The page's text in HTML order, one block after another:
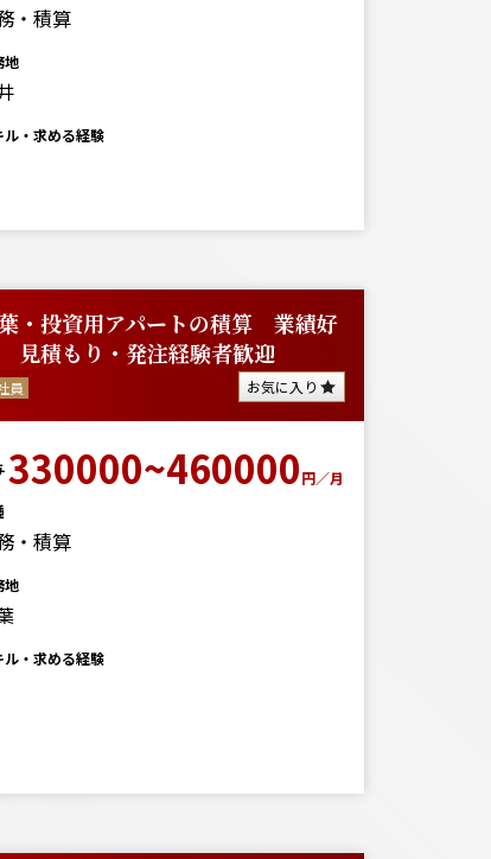
・積算
地
ル・求める経験
・投資用アパートの積算 業績好
積もり・発注経験者歓迎
員 お気に入り
330000~460000円／月
・積算
地
ル・求める経験